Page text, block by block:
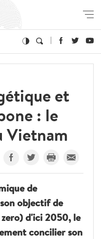
et
: le
Vietnam
de
objectif de
d'ici 2050, le
concilier son